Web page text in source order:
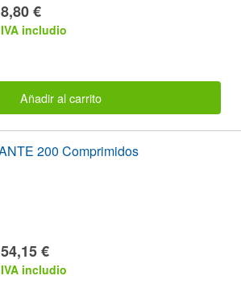
8,80 €
IVA includio
Añadir al carrito
DULCOLAX LAXANTE 200 Comprimidos
54,15 €
IVA includio